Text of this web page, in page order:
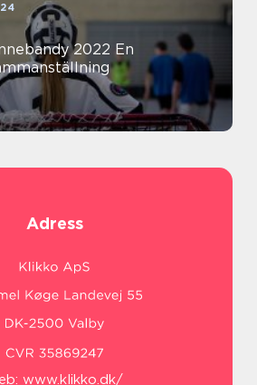
2022 En
Adress
www.klikko.dk/